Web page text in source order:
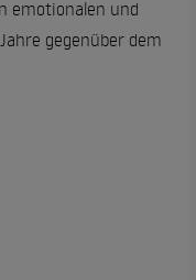
emotionalen und
gegenüber dem